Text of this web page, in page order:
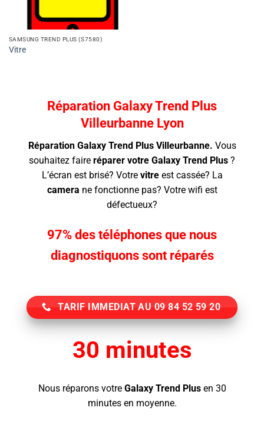
SAMSUNG TREND PLUS (S7580)
Vitre
Réparation Galaxy Trend Plus
Villeurbanne Lyon
Réparation Galaxy Trend Plus Villeurbanne. Vous
souhaitez faire réparer votre Galaxy Trend Plus ?
L’écran est brisé? Votre vitreest cassée? La
camera ne fonctionne pas? Votre wifi est
défectueux?
97% des téléphones que nous
diagnostiquons sont réparés
TARIF IMMEDIAT AU 09 84 52 59 20
30 minutes
Nous réparons votreGalaxy Trend Plusen 30
minutes en moyenne.